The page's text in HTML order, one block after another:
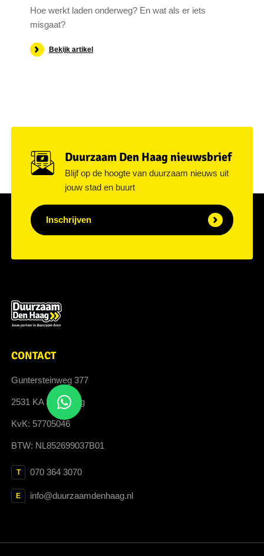
Hoe werkt laden onderweg? En wat als er iets
misgaat?
Bekijk artikel
Duurzaam Den Haag nieuwsbrief
Blijf op de hoogte van duurzaam nieuws uit
jouw stad en buurt
Inschrijven
CONTACT
Guntersteinweg 377
2531 KA Den Haag
KvK: 57705046
BTW: NL852699037B01
T 070 364 3070
E info@duurzaamdenhaag.nl